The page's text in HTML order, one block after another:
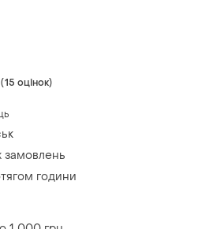
(15 оцінок)
замовлень
години